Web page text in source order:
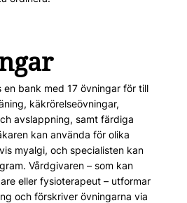
en bank med 17 övningar för till
käkrörelse­övningar,
avslappning, samt färdiga
kan använda för olika
myalgi, och specialisten kan
Vårdgivaren – som kan
eller fysio­terapeut – utformar
och förskriver övningarna via